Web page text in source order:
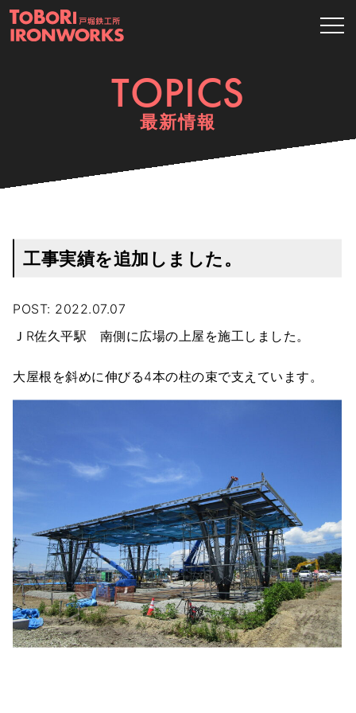
TOPICS
最新情報
工事実績を追加しました。
POST: 2022.07.07
ＪR佐久平駅 南側に広場の上屋を施工しました。
大屋根を斜めに伸びる4本の柱の束で支えています。